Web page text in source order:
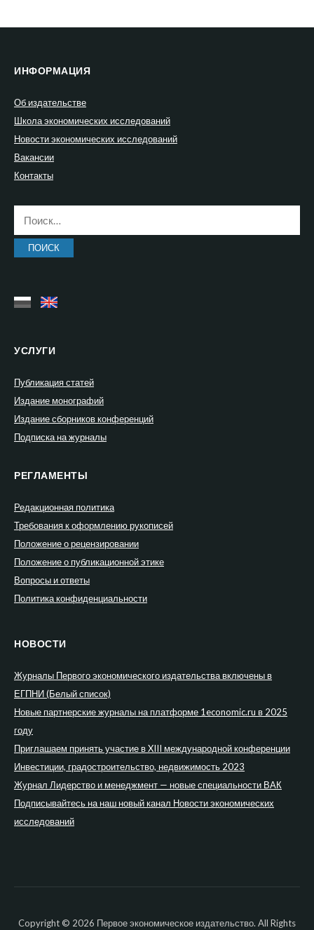
ИНФОРМАЦИЯ
Об издательстве
Школа экономических исследований
Новости экономических исследований
Вакансии
Контакты
УСЛУГИ
Публикация статей
Издание монографий
Издание сборников конференций
Подписка на журналы
РЕГЛАМЕНТЫ
Редакционная политика
Требования к оформлению рукописей
Положение о рецензировании
Положение о публикационной этике
Вопросы и ответы
Политика конфиденциальности
НОВОСТИ
Журналы Первого экономического издательства включены в
ЕГПНИ (Белый список)
Новые партнерские журналы на платформе 1economic.ru в 2025
году
Приглашаем принять участие в XIII международной конференции
Инвестиции, градостроительство, недвижимость 2023
Журнал Лидерство и менеджмент — новые специальности ВАК
Подписывайтесь на наш новый канал Новости экономических
исследований
Copyright © 2026 Первое экономическое издательство. All Rights